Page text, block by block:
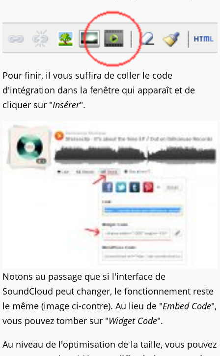
Pour finir, il vous suffira de coller le code
d'intégration dans la fenêtre qui apparaît et de
cliquer sur "Insérer".
Notons au passage que si l'interface de
SoundCloud peut changer, le fonctionnement reste
le même (image ci-contre). Au lieu de "Embed Code",
vous pouvez tomber sur "Widget Code".
Au niveau de l'optimisation de la taille, vous pouvez